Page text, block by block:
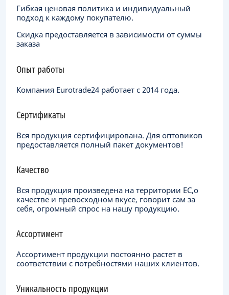
Гибкая ценовая политика и индивидуальный
подход к каждому покупателю.
Скидка предоставляется в зависимости от суммы
заказа
Опыт работы
Компания Eurotrade24 работает с 2014 года.
Сертификаты
Вся продукция сертифицирована. Для оптовиков
предоставляется полный пакет документов!
Качество
Вся продукция произведена на территории ЕC,о
качестве и превосходном вкусе, говорит сам за
себя, огромный спрос на нашу продукцию.
Ассортимент
Ассортимент продукции постоянно растет в
соответствии с потребностями наших клиентов.
Уникальность продукции